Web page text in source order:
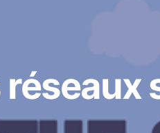
réseaux